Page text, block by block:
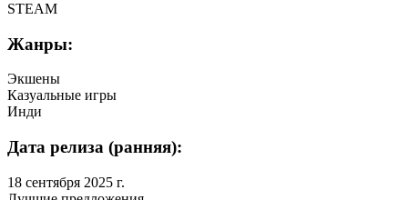
STEAM
Жанры:
Экшены
Казуальные игры
Инди
Дата релиза (ранняя):
18 сентября 2025 г.